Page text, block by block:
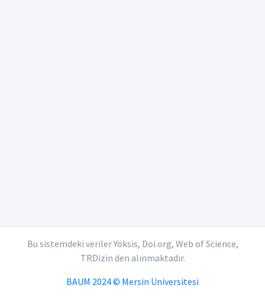
Bu sistemdeki veriler Yöksis, Doi.org, Web of Science,
TRDizin den alınmaktadır.
BAUM 2024 © Mersin Üniversitesi